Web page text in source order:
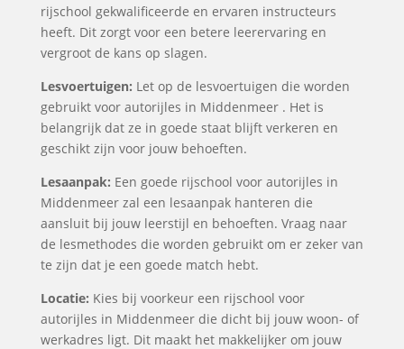
rijschool gekwalificeerde en ervaren instructeurs
heeft. Dit zorgt voor een betere leerervaring en
vergroot de kans op slagen.
Lesvoertuigen: Let op de lesvoertuigen die worden
gebruikt voor autorijles in Middenmeer . Het is
belangrijk dat ze in goede staat blijft verkeren en
geschikt zijn voor jouw behoeften.
Lesaanpak: Een goede rijschool voor autorijles in
Middenmeer zal een lesaanpak hanteren die
aansluit bij jouw leerstijl en behoeften. Vraag naar
de lesmethodes die worden gebruikt om er zeker van
te zijn dat je een goede match hebt.
Locatie: Kies bij voorkeur een rijschool voor
autorijles in Middenmeer die dicht bij jouw woon- of
werkadres ligt. Dit maakt het makkelijker om jouw